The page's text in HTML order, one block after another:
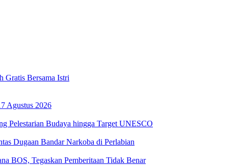
Gratis Bersama Istri
Agustus 2026
Pelestarian Budaya hingga Target UNESCO
Dugaan Bandar Narkoba di Perlabian
BOS, Tegaskan Pemberitaan Tidak Benar